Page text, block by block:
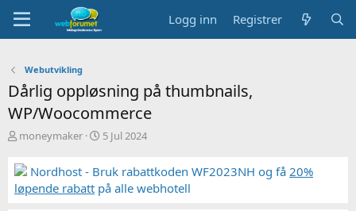
Logg inn Registrer
Webutvikling
Dårlig oppløsning på thumbnails,
WP/Woocommerce
T
å
d
s
moneymaker
S
r
t
5 Jul 2024
Nordhost - Bruk rabattkoden WF2023NH og få 20%
løpende rabatt på alle webhotell